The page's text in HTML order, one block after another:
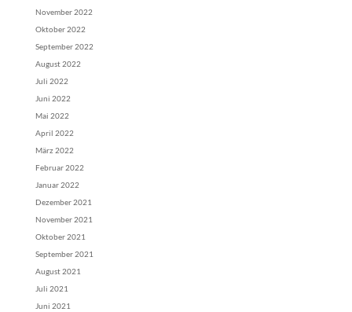
November 2022
Oktober 2022
September 2022
August 2022
Juli 2022
Juni 2022
Mai 2022
April 2022
März 2022
Februar 2022
Januar 2022
Dezember 2021
November 2021
Oktober 2021
September 2021
August 2021
Juli 2021
Juni 2021